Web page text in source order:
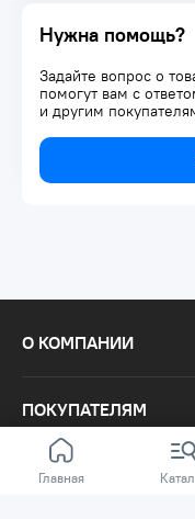
Главная
Нужна помощь?
Задайте вопрос о
помогут вам с
и другим
О КОМПАНИИ
ПОКУПАТЕЛЯМ